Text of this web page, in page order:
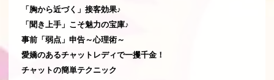
「胸から近づく」接客効果♪
「聞き上手」こそ魅力の宝庫♪
事前「弱点」申告～心理術～
愛嬌のあるチャットレディで一攫千金！
チャットの簡単テクニック